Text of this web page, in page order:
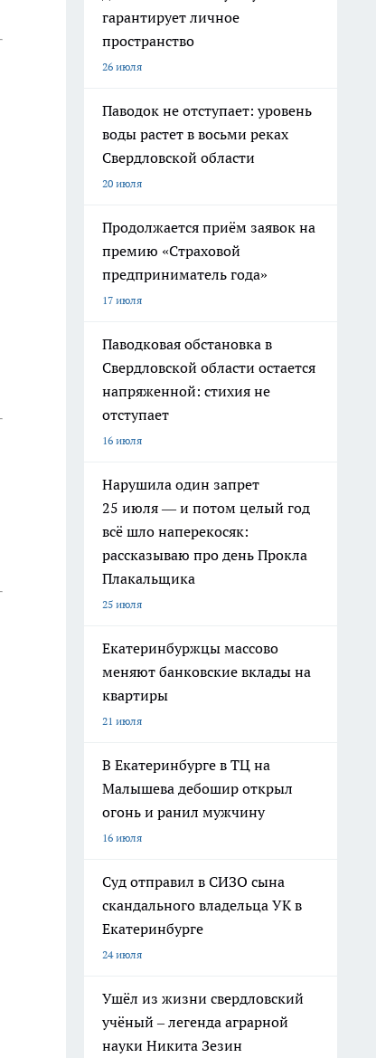
гарантирует личное
пространство
26 июля
Паводок не отступает: уровень
воды растет в восьми реках
Свердловской области
20 июля
Продолжается приём заявок на
премию «Страховой
предприниматель года»
17 июля
Паводковая обстановка в
Свердловской области остается
напряженной: стихия не
отступает
16 июля
Нарушила один запрет
25 июля — и потом целый год
всё шло наперекосяк:
рассказываю про день Прокла
Плакальщика
25 июля
Екатеринбуржцы массово
меняют банковские вклады на
квартиры
21 июля
В Екатеринбурге в ТЦ на
Малышева дебошир открыл
огонь и ранил мужчину
16 июля
Суд отправил в СИЗО сына
скандального владельца УК в
Екатеринбурге
24 июля
Ушёл из жизни свердловский
учёный – легенда аграрной
науки Никита Зезин